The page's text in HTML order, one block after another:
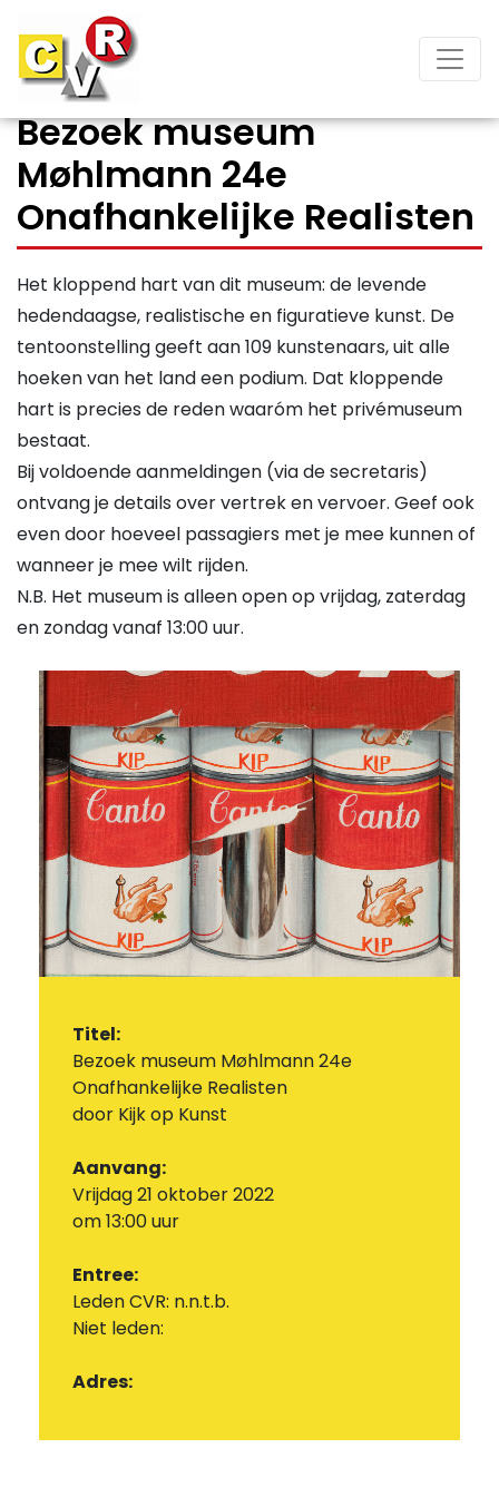
Bezoek museum
Møhlmann 24e
Onafhankelijke Realisten
Het kloppend hart van dit museum: de levende
hedendaagse, realistische en figuratieve kunst. De
tentoonstelling geeft aan 109 kunstenaars, uit alle
hoeken van het land een podium. Dat kloppende
hart is precies de reden waaróm het privémuseum
bestaat.
Bij voldoende aanmeldingen (via de secretaris)
ontvang je details over vertrek en vervoer. Geef ook
even door hoeveel passagiers met je mee kunnen of
wanneer je mee wilt rijden.
N.B. Het museum is alleen open op vrijdag, zaterdag
en zondag vanaf 13:00 uur.
Titel:
Bezoek museum Møhlmann 24e
Onafhankelijke Realisten
door Kijk op Kunst
Aanvang:
Vrijdag 21 oktober 2022
om 13:00 uur
Entree:
Leden CVR: n.n.t.b.
Niet leden:
Adres: